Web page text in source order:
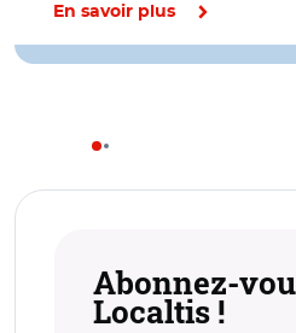
En savoir plus
Abonnez-
Localtis !